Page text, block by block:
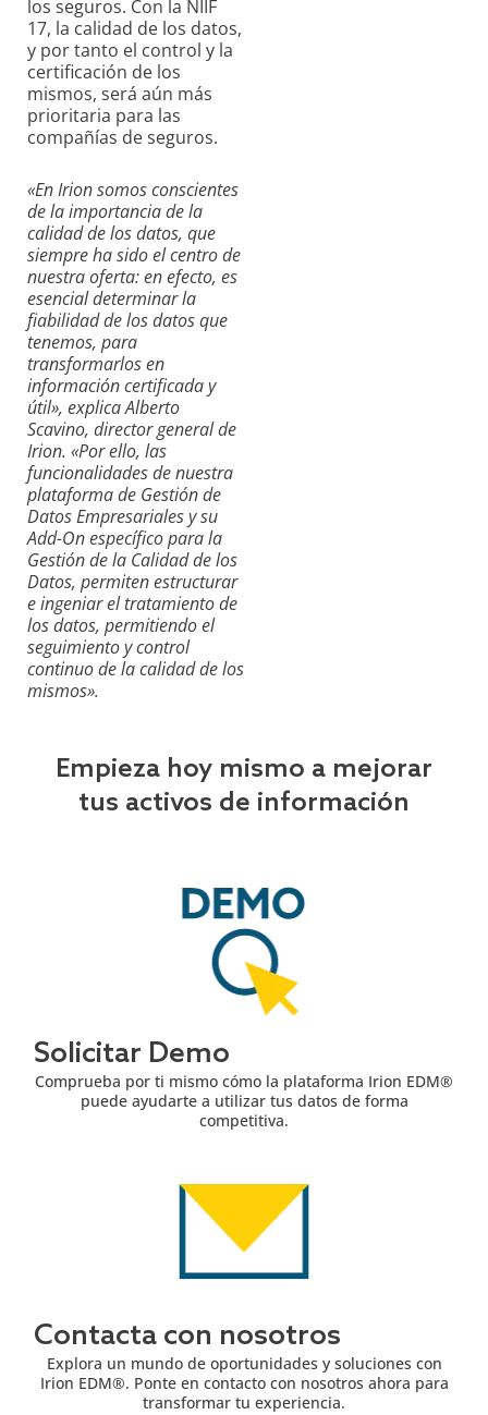
los seguros. Con la NIIF
17, la calidad de los datos,
y por tanto el control y la
certificación de los
mismos, será aún más
prioritaria para las
compañías de seguros.
«En Irion somos conscientes
de la importancia de la
calidad de los datos, que
siempre ha sido el centro de
nuestra oferta: en efecto, es
esencial determinar la
fiabilidad de los datos que
tenemos, para
transformarlos en
información certificada y
útil», explica Alberto
Scavino, director general de
Irion. «Por ello, las
funcionalidades de nuestra
plataforma de Gestión de
Datos Empresariales y su
Add-On específico para la
Gestión de la Calidad de los
Datos, permiten estructurar
e ingeniar el tratamiento de
los datos, permitiendo el
seguimiento y control
continuo de la calidad de los
mismos».
Empieza hoy mismo a mejorar
tus activos de información
Solicitar Demo
Comprueba por ti mismo cómo la plataforma Irion EDM®
puede ayudarte a utilizar tus datos de forma
competitiva.
Contacta con nosotros
Explora un mundo de oportunidades y soluciones con
Irion EDM®. Ponte en contacto con nosotros ahora para
transformar tu experiencia.